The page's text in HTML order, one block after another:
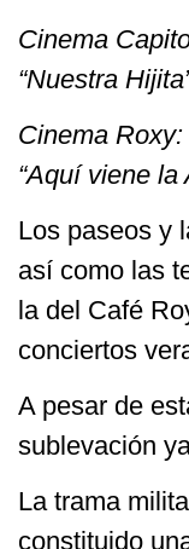
Cinema
“Nuestra
Cinema Roxy:
“Aquí viene la
Los paseos y
así como las
la del Café
conciertos
A pesar de
sublevación
La trama
constituido